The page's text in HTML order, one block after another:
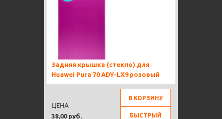
Задняя крышка (стекло) для
Huawei Pura 70 ADY-LX9 розовый
38,00 руб.
ЦЕНА
В КОРЗИНУ
БЫСТРЫЙ